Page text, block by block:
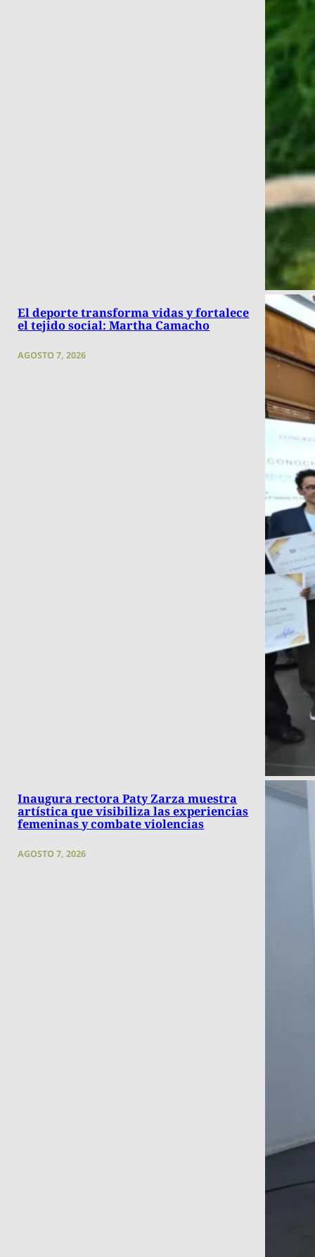
El deporte transforma vidas y fortalece
el tejido social: Martha Camacho
AGOSTO 7, 2026
Inaugura rectora Paty Zarza muestra
artística que visibiliza las experiencias
femeninas y combate violencias
AGOSTO 7, 2026